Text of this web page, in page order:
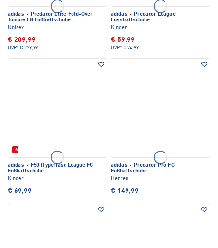
adidas · Predator Elite Fold-Over
Tongue FG Fußballschuhe
Unisex
€ 209,99
UVP* € 279,99
adidas · Predator League
Fussballschuhe
Kinder
€ 59,99
UVP* € 74,99
Neu
adidas · F50 Hyperfast League FG
Fußballschuhe
Kinder
€ 69,99
adidas · Predator Pro FG
Fußballschuhe
Herren
€ 149,99